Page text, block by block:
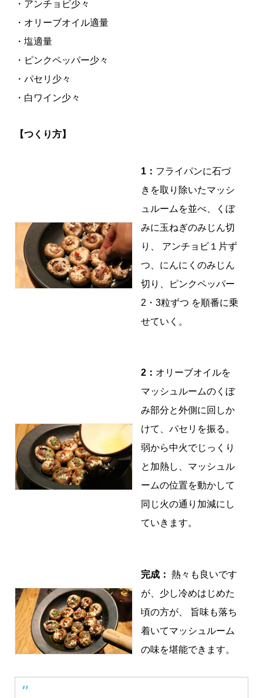
・アンチョビ少々
・オリーブオイル適量
・塩適量
・ピンクペッパー少々
・パセリ少々
・白ワイン少々
【つくり方】
1： フライパンに石づ
きを取り除いたマッシ
ュルームを並べ、くぼ
みに玉ねぎのみじん切
り、 アンチョビ１片ず
つ、にんにくのみじん
切り、ピンクペッパー
2・3粒ずつ を順番に乗
せていく。
2： オリーブオイルを
マッシュルームのくぼ
み部分と外側に回しか
けて、パセリを振る。
弱から中火でじっくり
と加熱し、マッシュル
ームの位置を動かして
同じ火の通り加減にし
ていきます。
完成： 熱々も良いです
が、少し冷めはじめた
頃の方が、 旨味も落ち
着いてマッシュルーム
の味を堪能できます。